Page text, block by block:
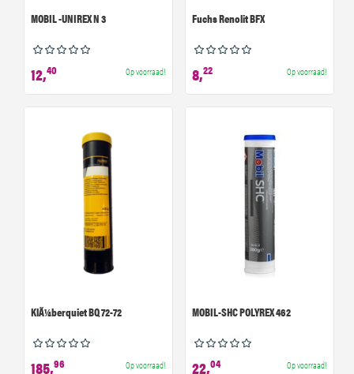
MOBIL -UNIREX N 3
12,40 Op voorraad!
Fuchs Renolit BFX
8,22 Op voorraad!
KlÃ¼berquiet BQ 72-72
185,96 Op voorraad!
MOBIL-SHC POLYREX 462
22,04 Op voorraad!